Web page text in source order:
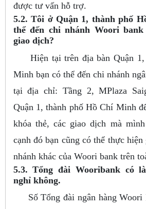
được tư vấn hỗ trợ.
5.2. Tôi ở Quận 1, thành phố
thể đến chi nhánh Woori
giao dịch?
Hiện tại trên địa bàn Quận 1,
Minh bạn có thể đến chi nhánh
tại địa chỉ: Tầng 2, MPlaza
Quận 1, thành phố Hồ Chí Minh
khóa thẻ, các giao dịch mà
cạnh đó bạn cũng có thể thực
nhánh khác của Woori bank trên
5.3. Tổng đài Wooribank có
nghỉ không.
Số Tổng đài ngân hàng Woori